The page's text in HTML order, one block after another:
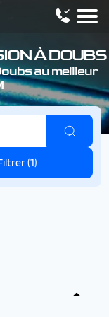
À DOUBS
au meilleur
(1)